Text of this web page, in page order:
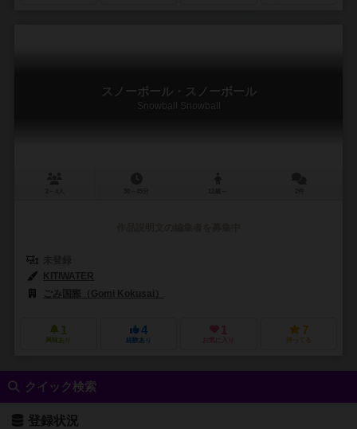
スノーボール・スノーボール
Snowball Snowball
KITIWATER
ごみ国際（Gomi Kokusai）
1
興味あり
4
経験あり
1
お気に入り
7
持ってる
クイック検索
登録状況